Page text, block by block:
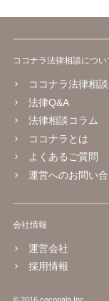
ココナラ法律相談につい
ココナラ法律相
法律Q&A
法律相談コラム
ココナラとは
よくあるご質問
運営へのお問い
会社情報
運営会社
採用情報